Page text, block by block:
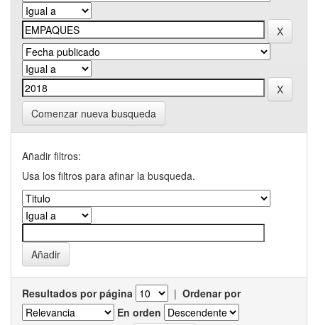
Comenzar nueva busqueda
Añadir filtros:
Usa los filtros para afinar la busqueda.
Resultados por página | Ordenar por
En orden